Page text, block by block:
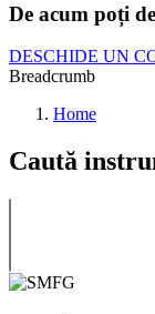
De acum poți
DESCHIDE UN
Breadcrumb
Home
Caută